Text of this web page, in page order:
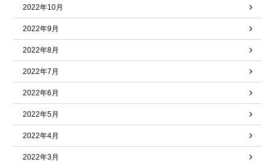
2022年10月
2022年9月
2022年8月
2022年7月
2022年6月
2022年5月
2022年4月
2022年3月